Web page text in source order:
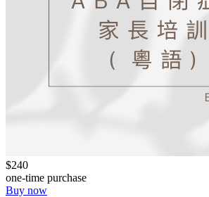
$240
one-time purchase
Buy now